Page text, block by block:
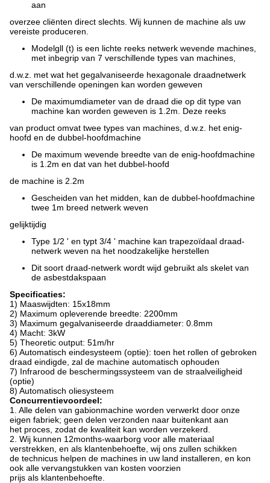
aan
overzee cliënten direct slechts. Wij kunnen de machine als uw
vereiste produceren.
Modelgll (t) is een lichte reeks netwerk wevende machines,
met inbegrip van 7 verschillende types van machines,
d.w.z. met wat het gegalvaniseerde hexagonale draadnetwerk
van verschillende openingen kan worden geweven
De maximumdiameter van de draad die op dit type van
machine kan worden geweven is 1.2m. Deze reeks
van product omvat twee types van machines, d.w.z. het enig-
hoofd en de dubbel-hoofdmachine
De maximum wevende breedte van de enig-hoofdmachine
is 1.2m en dat van het dubbel-hoofd
de machine is 2.2m
Gescheiden van het midden, kan de dubbel-hoofdmachine
twee 1m breed netwerk weven
gelijktijdig
Type 1/2 ' en typt 3/4 ' machine kan trapezoïdaal draad-
netwerk weven na het noodzakelijke herstellen
Dit soort draad-netwerk wordt wijd gebruikt als skelet van
de asbestdakspaan
Specificaties:
1) Maaswijdten: 15x18mm
2) Maximum opleverende breedte: 2200mm
3) Maximum gegalvaniseerde draaddiameter: 0.8mm
4) Macht: 3kW
5) Theoretic output: 51m/hr
6) Automatisch eindesysteem (optie): toen het rollen of gebroken
draad eindigde, zal de machine automatisch ophouden
7) Infrarood de beschermingssysteem van de straalveiligheid
(optie)
8) Automatisch oliesysteem
Concurrentievoordeel:
1. Alle delen van gabionmachine worden verwerkt door onze
eigen fabriek; geen delen verzonden naar buitenkant aan
het proces, zodat de kwaliteit kan worden verzekerd.
2. Wij kunnen 12months-waarborg voor alle materiaal
verstrekken, en als klantenbehoefte, wij ons zullen schikken
de technicus helpen de machines in uw land installeren, en kon
ook alle vervangstukken van kosten voorzien
prijs als klantenbehoefte.